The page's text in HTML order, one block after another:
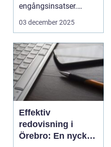
engångsinsatser.
Många ...
03 december 2025
Effektiv
redovisning i
Örebro: En nyckel